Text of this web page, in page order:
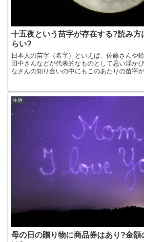
十五夜という苗字が存在する?読み方
らい?
日本人の苗字（名字）といえば、佐藤さんや
田中さんなどが代表的なものとして思い浮か
なさんの知り合いの中にもこのあたりの苗字
生活
母の日の贈り物に商品券はあり?金額